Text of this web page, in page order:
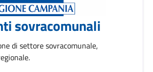
sovracomunali
di settore sovracomunale,